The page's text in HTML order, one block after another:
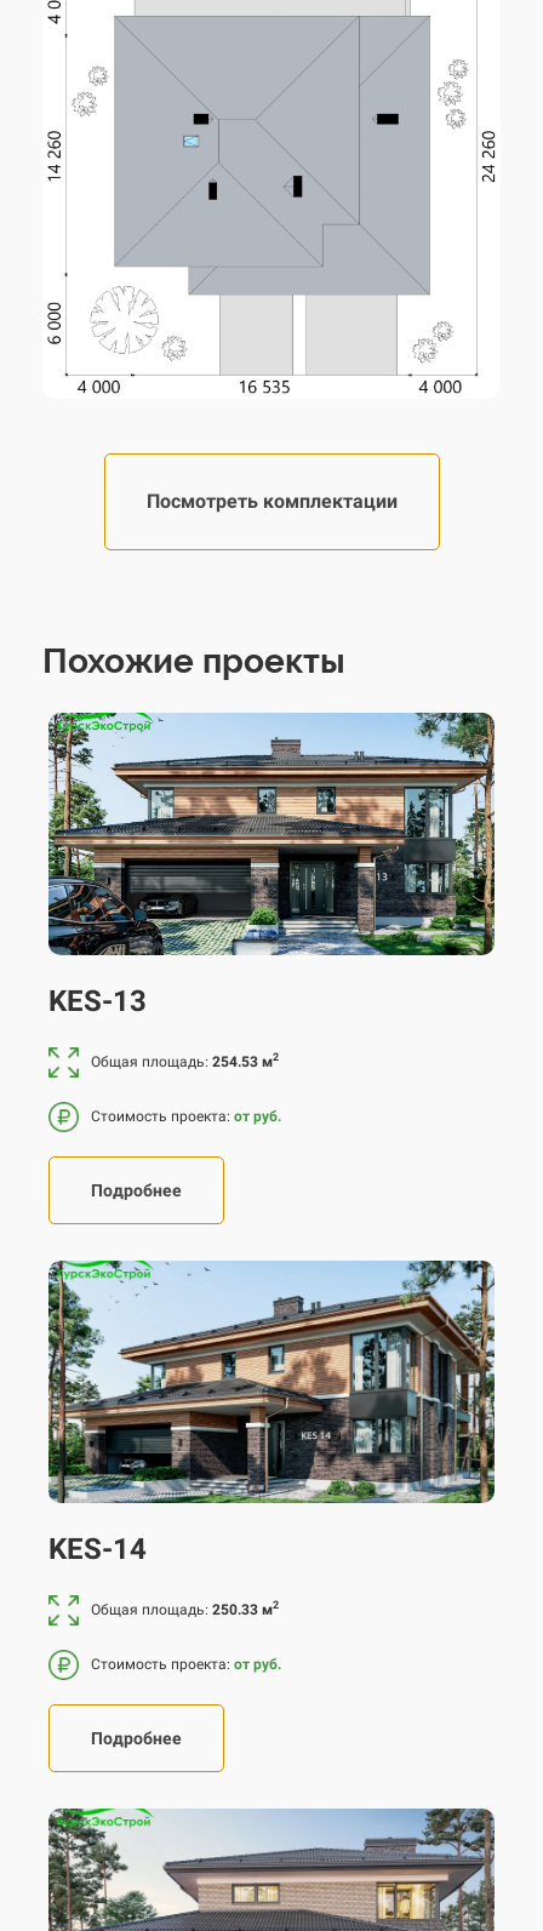
Фундамент монолитный ленточный
Перекрытие монолитное ж/б
Кровля металлочерепица
Посмотреть комплектации
Похожие проекты
KES-13
Общая площадь: 254.53 м2
Стоимость проекта: от руб.
Подробнее
KES-14
Общая площадь: 250.33 м2
Стоимость проекта: от руб.
Подробнее